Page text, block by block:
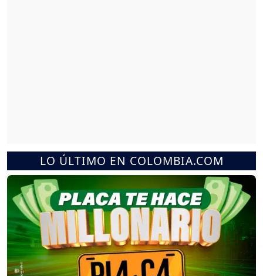
LO ÚLTIMO EN COLOMBIA.COM